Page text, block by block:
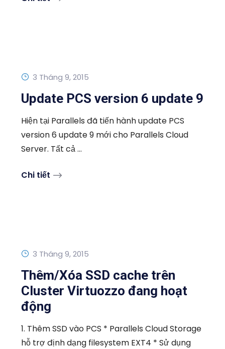
3 Tháng 9, 2015
Update PCS version 6 update 9
Hiện tại Parallels đã tiến hành update PCS
version 6 update 9 mới cho Parallels Cloud
Server. Tất cả ...
Chi tiết
3 Tháng 9, 2015
Thêm/Xóa SSD cache trên
Cluster Virtuozzo đang hoạt
động
1. Thêm SSD vào PCS * Parallels Cloud Storage
hỗ trợ định dạng filesystem EXT4 * Sử dụng